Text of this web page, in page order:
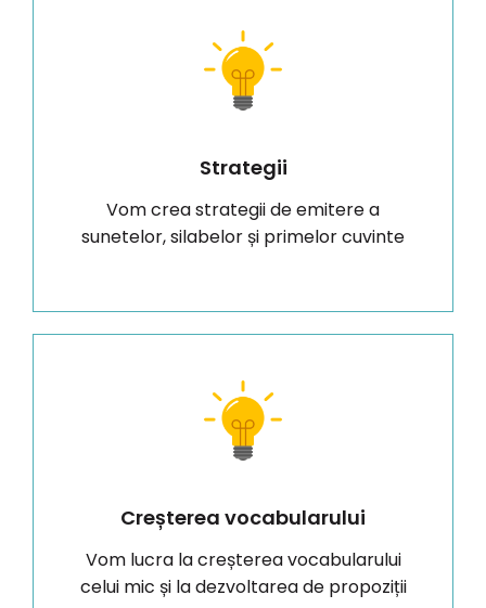
Strategii
Vom crea strategii de emitere a
sunetelor, silabelor și primelor cuvinte
Creșterea vocabularului
Vom lucra la creșterea vocabularului
celui mic și la dezvoltarea de propoziții